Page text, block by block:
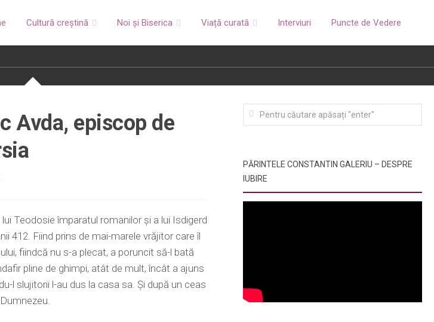
Cultură creștină Noi și Biserica Viață curată Interviuri Puncte de Vedere
Avda, episcop de
Teodosie împaratul romanilor şi a lui Isdigerd
412. Fiind prins de mai-marele vrăjitor care îl
fiindcă nu s-a plecat, a poruncit să-l bată
pline de ghimpi, atât de mult, încât a ajuns
l slujitorii l-au dus la casa sa. Şi după un ceas
PĂRINTELE CONSTANTIN GALERIU – DESPRE
IUBIRE